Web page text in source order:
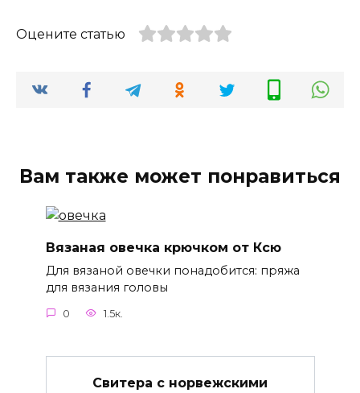
Оцените статью
Вам также может понравиться
Вязаная овечка крючком от Ксю
Для вязаной овечки понадобится: пряжа
для вязания головы
0 1.5к.
Свитера с норвежскими